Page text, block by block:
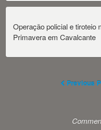
Operação policial e tiroteio
Primavera em Cavalcante
Previous